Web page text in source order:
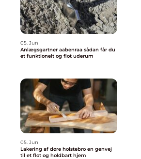
05. Jun
Anlægsgartner aabenraa sådan får du
et funktionelt og flot uderum
05. Jun
Lakering af døre holstebro en genvej
til et flot og holdbart hjem